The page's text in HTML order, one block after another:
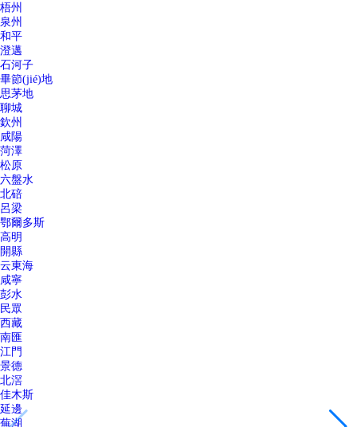
梧州
泉州
和平
澄邁
石河子
畢節(jié)地
思茅地
聊城
欽州
咸陽
菏澤
松原
六盤水
北碚
呂梁
鄂爾多斯
高明
開縣
云東海
咸寧
彭水
民眾
西藏
南匯
江門
景德
北滘
佳木斯
延邊
蕪湖